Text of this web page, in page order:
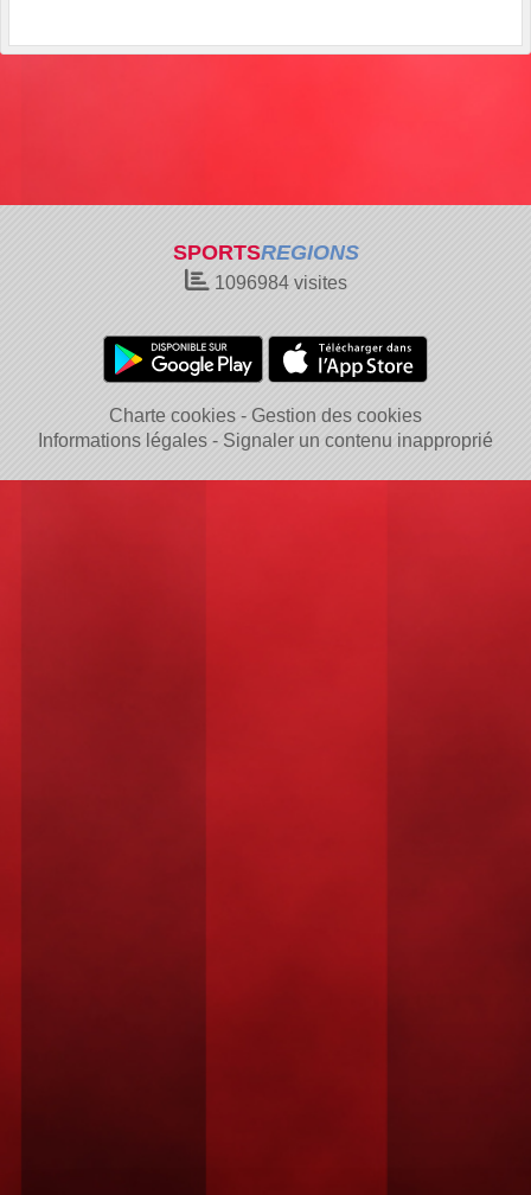
SPORTSREGIONS
1096984visites
Charte cookies
Gestion des cookies
Informations légales
Signaler un contenu inapproprié